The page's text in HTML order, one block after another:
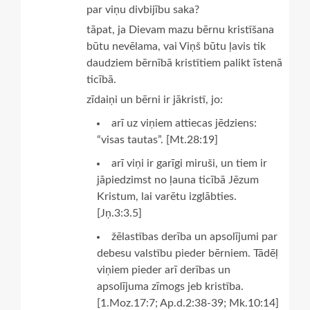
par viņu divbijību saka?
tāpat, ja Dievam mazu bērnu kristīšana
būtu nevēlama, vai Viņš būtu ļavis tik
daudziem bērnībā kristītiem palikt īstenā
ticībā.
zīdaiņi un bērni ir jākristī, jo:
arī uz viņiem attiecas jēdziens:
“visas tautas”. [Mt.28:19]
arī viņi ir garīgi miruši, un tiem ir
jāpiedzimst no ļauna ticībā Jēzum
Kristum, lai varētu izglābties.
[Jņ.3:3.5]
žēlastības derība un apsolījumi par
debesu valstību pieder bērniem. Tādēļ
viņiem pieder arī derības un
apsolījuma zīmogs jeb kristība.
[1.Moz.17:7; Ap.d.2:38-39; Mk.10:14]